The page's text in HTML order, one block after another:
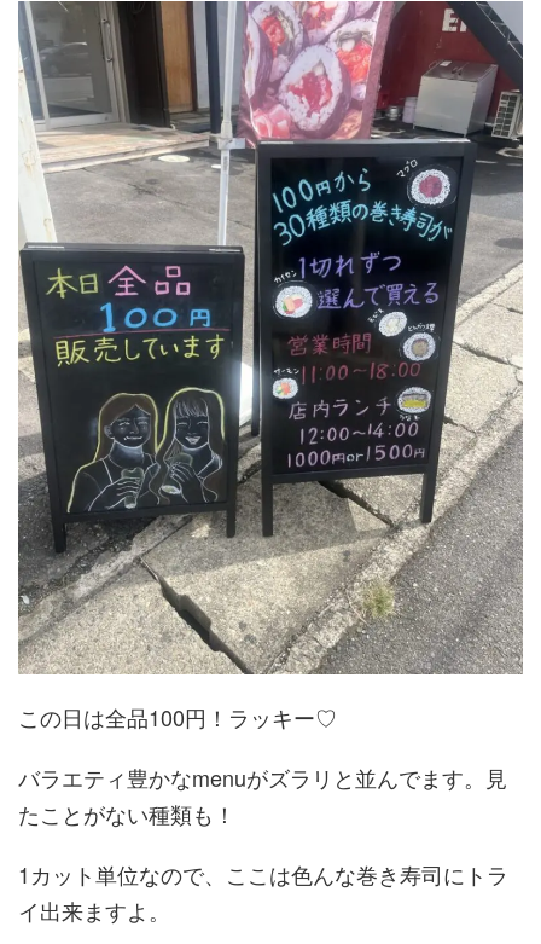
この日は全品100円！ラッキー♡
バラエティ豊かなmenuがズラリと並んでます。見
たことがない種類も！
1カット単位なので、ここは色んな巻き寿司にトラ
イ出来ますよ。